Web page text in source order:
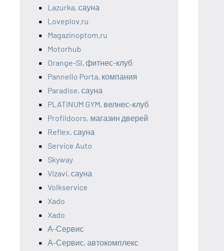
Lazurka, сауна
Loveplov.ru
Magazinoptom.ru
Motorhub
Orange-Sl, фитнес-клуб
Pannello Porta, компания
Paradise, сауна
PLATINUM GYM, велнес-клуб
Profildoors, магазин дверей
Reflex, сауна
Service Auto
Skyway
Vizavi, сауна
Volkservice
Xado
Xado
А-Сервис
А-Сервис, автокомплекс